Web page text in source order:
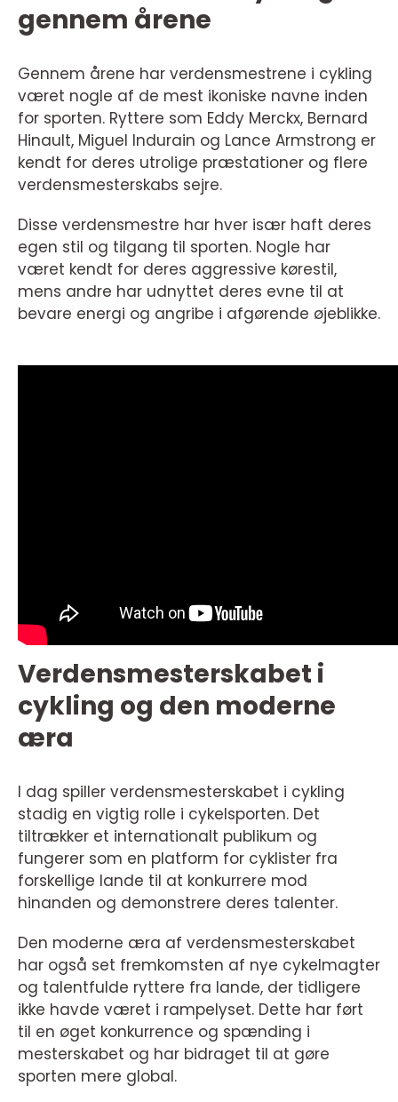
gennem årene
Gennem årene har verdensmestrene i cykling
været nogle af de mest ikoniske navne inden
for sporten. Ryttere som Eddy Merckx, Bernard
Hinault, Miguel Indurain og Lance Armstrong er
kendt for deres utrolige præstationer og flere
verdensmesterskabs sejre.
Disse verdensmestre har hver især haft deres
egen stil og tilgang til sporten. Nogle har
været kendt for deres aggressive kørestil,
mens andre har udnyttet deres evne til at
bevare energi og angribe i afgørende øjeblikke.
Verdensmesterskabet i
cykling og den moderne
æra
I dag spiller verdensmesterskabet i cykling
stadig en vigtig rolle i cykelsporten. Det
tiltrækker et internationalt publikum og
fungerer som en platform for cyklister fra
forskellige lande til at konkurrere mod
hinanden og demonstrere deres talenter.
Den moderne æra af verdensmesterskabet
har også set fremkomsten af nye cykelmagter
og talentfulde ryttere fra lande, der tidligere
ikke havde været i rampelyset. Dette har ført
til en øget konkurrence og spænding i
mesterskabet og har bidraget til at gøre
sporten mere global.